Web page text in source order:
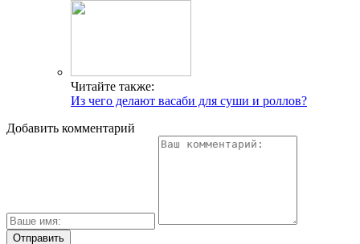
Читайте также:
Из чего делают васаби для суши и роллов?
Добавить комментарий